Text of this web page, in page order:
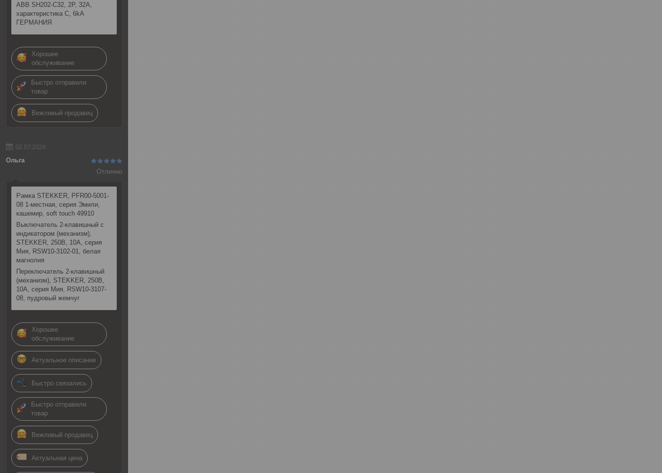
ABB SH202-C32, 2P, 32А,
характеристика C, 6kA
ГЕРМАНИЯ
Хорошее
обслуживание
Быстро отправили
товар
Вежливый продавец
02.07.2026
Ольга
Отлично
Рамка STEKKER, PFR00-5001-
08 1-местная, серия Эмили,
кашемир, soft touch 49910
Выключатель 2-клавишный c
индикатором (механизм),
STEKKER, 250В, 10А, серия
Мия, RSW10-3102-01, белая
магнолия
Переключатель 2-клавишный
(механизм), STEKKER, 250В,
10А, серия Мия, RSW10-3107-
08, пудровый жемчуг
Хорошее
обслуживание
Актуальное описание
Быстро связались
Быстро отправили
товар
Вежливый продавец
Актуальная цена